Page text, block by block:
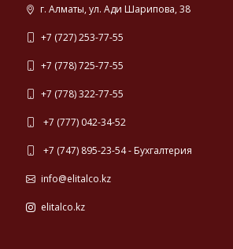
г. Алматы, ул. Ади Шарипова, 38
+7 (727) 253-77-55
+7 (778) 725-77-55
+7 (778) 322-77-55
+7 (777) 042-34-52
+7 (747) 895-23-54 - Бухгалтерия
info@elitalco.kz
elitalco.kz